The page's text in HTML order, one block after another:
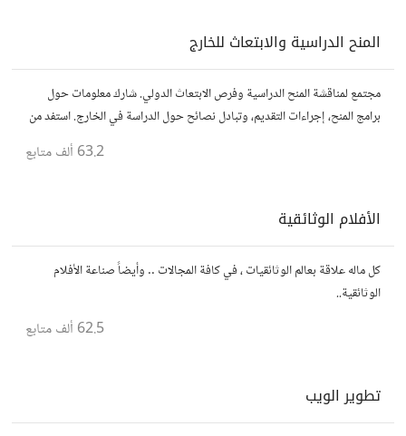
المنح الدراسية والابتعاث للخارج
مجتمع لمناقشة المنح الدراسية وفرص الابتعاث الدولي. شارك معلومات حول
برامج المنح، إجراءات التقديم، وتبادل نصائح حول الدراسة في الخارج. استفد من
63.2 ألف متابع
الأفلام الوثائقية
كل ماله علاقة بعالم الوثائقيات ، في كافة المجالات .. وأيضاً صناعة الأفلام
الوثائقية..
62.5 ألف متابع
تطوير الويب